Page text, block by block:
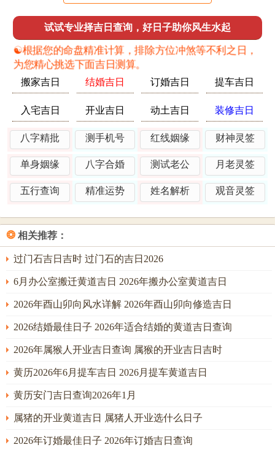
七
己
亥
日
2027
年8
月6
日
岁
德、
三
合、
明堂
亥水润燥，合化未土，利调与宅
气。此日宜进行水电铺设、管道安
装等「水」相关工程，主财运通
达；
月
壬
寅
日
2027
年8
月9
日
赦、
五
富、
不将
天赦乃赦过宥罪之辰，利于化解旧
宅不良气场。寅木可疏未土，此日
宜拆旧改造、布局规划，然寅申
冲，午后需留意器械安全，
月
巳
日
2027
年8
月12
日
驿马
乙木透干，巳火为根，木火通明；
此日利木工、橱柜安装，主文思焕
发，家运昌隆。然巳亥冲，若宅中
七
月
申
年8
月15
母
仓、
德、
司命
面处理、地面找平等「土」性工
程，主宅基稳固，需留意流月三煞
辛
亥
日
2027
月18
日
月
时
福生
金水相生，润泽全局；此日大吉，
各类装修事宜皆宜，尤利粉刷、漆
饰等收官之作，主容貌焕新，气韵
生动；
七
月
年8
四
相、
甲木参天寅为禄地，青龙高照；此
日最宜进行大型木结构安装或入户
试试专业择吉日查询，好日子助你风生水起
☯️根据您的命盘精准计算，排除方位冲煞等不利之日，
为您精心挑选下面吉日测算。
搬家吉日 结婚吉日 订婚吉日 提车吉日
入宅吉日 开业吉日 动土吉日 装修吉日
八字精批 测手机号 红线姻缘 财神灵签
单身姻缘 八字合婚 测试老公 月老灵签
五行查询 精准运势 姓名解析 观音灵签
❂ 相关推荐：
过门石吉日吉时 过门石的吉日2026
6月办公室搬迁黄道吉日 2026年搬办公室黄道吉日
2026年酉山卯向风水详解 2026年酉山卯向修造吉日
2026结婚最佳日子 2026年适合结婚的黄道吉日查询
2026年属猴人开业吉日查询 属猴的开业吉日吉时
黄历2026年6月提车吉日 2026月提车黄道吉日
黄历安门吉日查询2026年1月
属猪的开业黄道吉日 属猪人开业选什么日子
2026年订婚最佳日子 2026年订婚吉日查询